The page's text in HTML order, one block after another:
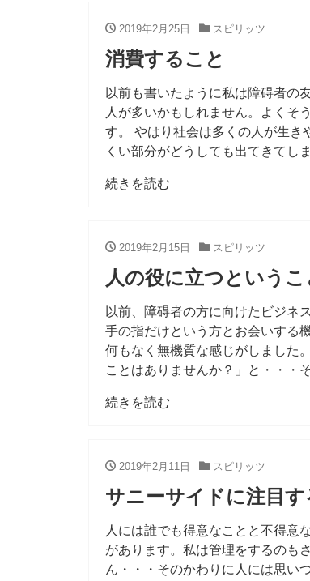
2019年2月25日 スピリッツ
消費すること
以前も書いたように私は障碍者の
人が多いかもしれません。よくそ
す。 やはり社会は多くの人が生き
くい部分がどうしても出てきてし
続きを読む
2019年2月15日 スピリッツ
人の役に立つというこ
以前、障碍者の方に向けたビジネ
手の指だけという方とお会いする
何もなく無機質な感じがしました
ことはありませんか？」と・・・
続きを読む
2019年2月11日 スピリッツ
サニーサイドに注目す
人には誰でも得意なことと不得意
があります。私は管理をするのも
ん・・・そのかわりに人には思い